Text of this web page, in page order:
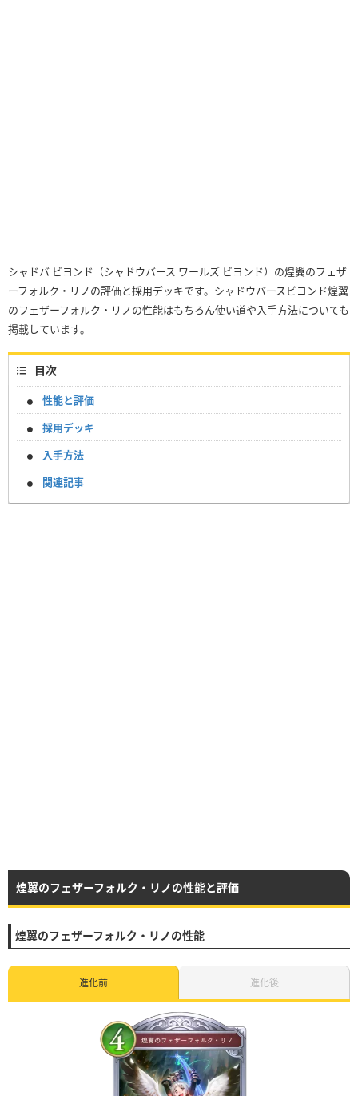
シャドバ ビヨンド（シャドウバース ワールズ ビヨンド）の煌翼のフェザ
ーフォルク・リノの評価と採用デッキです。シャドウバースビヨンド煌翼
のフェザーフォルク・リノの性能はもちろん使い道や入手方法についても
掲載しています。
目次
性能と評価
採用デッキ
入手方法
関連記事
煌翼のフェザーフォルク・リノの性能と評価
煌翼のフェザーフォルク・リノの性能
進化前 進化後